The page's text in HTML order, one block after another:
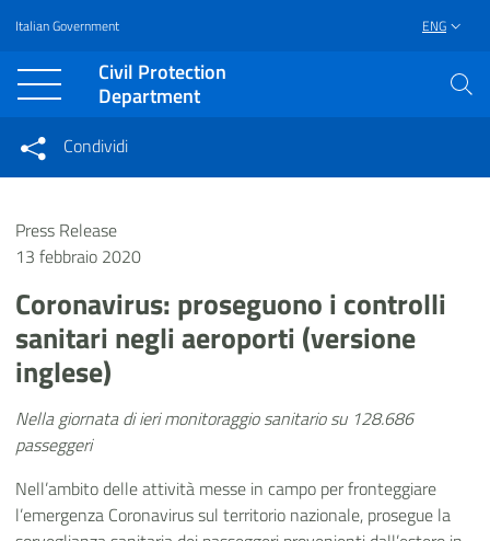
Vai al contenuto principale
Raggiungi il piè di pagina
Italian Government ENG
Civil Protection
Department
Condividi su Facebook
Condividi
Condividi sui social network
Press Release
13 febbraio 2020
Coronavirus: proseguono i controlli
sanitari negli aeroporti (versione
inglese)
Nella giornata di ieri monitoraggio sanitario su 128.686
passeggeri
Nell’ambito delle attività messe in campo per fronteggiare
l’emergenza Coronavirus sul territorio nazionale, prosegue la